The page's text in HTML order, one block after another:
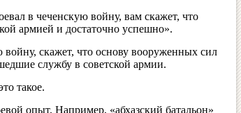
в чеченскую войну, вам скажет, что
армией и достаточно успешно».
скажет, что основу вооруженных сил
службу в советской армии.
такое.
опыт. Например, «абхазский батальон»